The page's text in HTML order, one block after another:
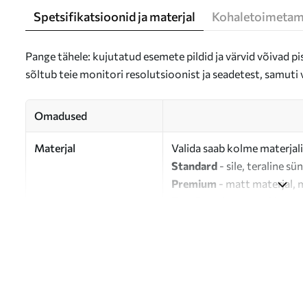
Spetsifikatsioonid ja materjal
Pange tähele: kujutatud esemete pildid ja värvid võivad
sõltub teie monitori resolutsioonist ja seadetest,
Omadused
Materjal
Valida saab kolme
Standard - sile, teraline
Premium - matt materjal,